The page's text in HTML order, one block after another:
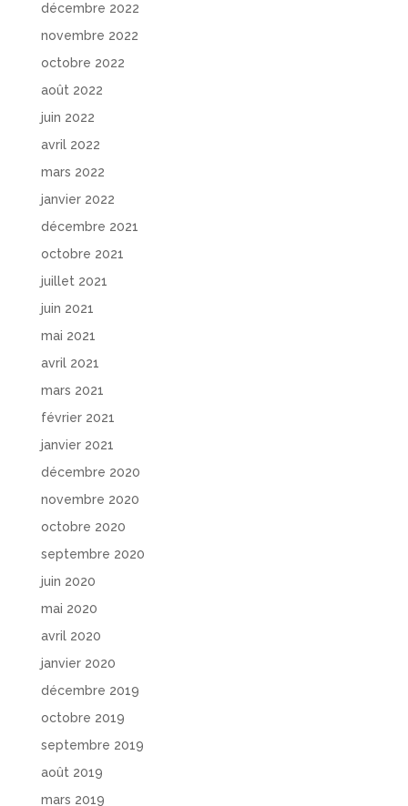
décembre 2022
novembre 2022
octobre 2022
août 2022
juin 2022
avril 2022
mars 2022
janvier 2022
décembre 2021
octobre 2021
juillet 2021
juin 2021
mai 2021
avril 2021
mars 2021
février 2021
janvier 2021
décembre 2020
novembre 2020
octobre 2020
septembre 2020
juin 2020
mai 2020
avril 2020
janvier 2020
décembre 2019
octobre 2019
septembre 2019
août 2019
mars 2019